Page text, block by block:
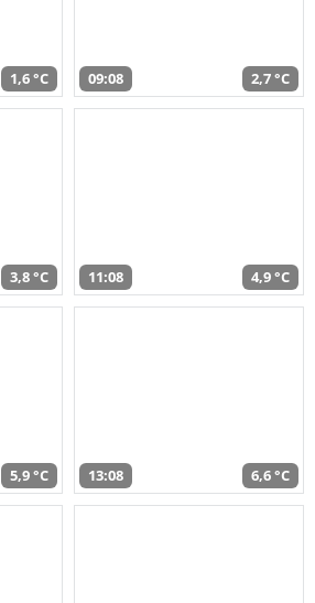
1,6 °C 09:08 2,7 °C
3,8 °C 11:08 4,9 °C
5,9 °C 13:08 6,6 °C